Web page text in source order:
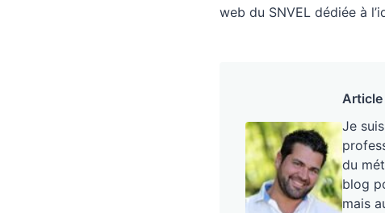
web du SNVEL dédiée à
Article
Je suis
du
blog
mais